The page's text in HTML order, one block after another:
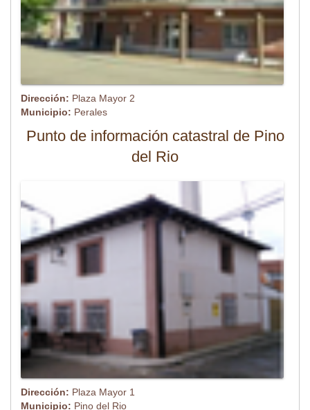
Dirección: Plaza Mayor 2
Municipio: Perales
Punto de información catastral de Pino
del Rio
Dirección: Plaza Mayor 1
Municipio: Pino del Rio